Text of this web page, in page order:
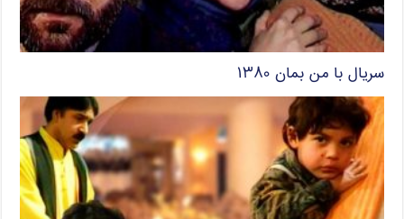
سریال با من بمان ۱۳۸۰